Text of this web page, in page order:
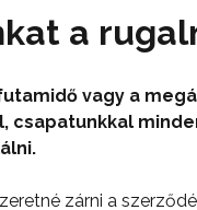
a
vagy a
csapatunkkal
zárni a